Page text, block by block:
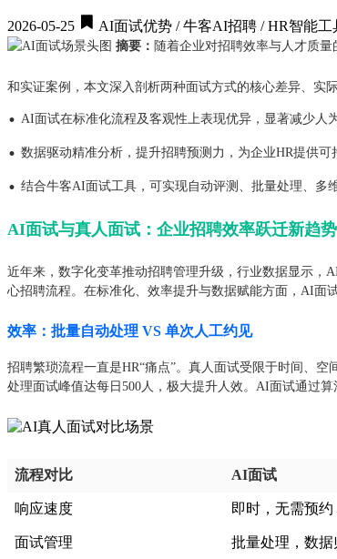
2026-05-25 AI面试优势 / 牛客AI招聘 / HR智能
摘要： 随着企业对招聘效率与人才质
和实证案例，本文深入剖析两种面试方式的核心差异、实
· AI面试在标准化流程及客观性上表现优异，显著减少人
· 数据驱动精准分析，提升招聘预测力，为企业HR提供可
· 结合牛客AI面试工具，可实现自动评测、批量处理、多
AI面试与真人面试：企业招聘效率跃迁新趋势
近年来，数字化变革推动招聘管理升级，行业数据显示，
心招聘流程。在标准化、效率提升与数据赋能方面，AI面
效率：批量自动处理 VS 单次人工约见
招聘繁琐流程一直是HR“痛点”。真人面试受限于时间、
处理面试峰值达每日500人，极大提升人效。AI面试通过
流程对比 AI面试
响应速度 即时，无需预
面试管理 批量处理，数